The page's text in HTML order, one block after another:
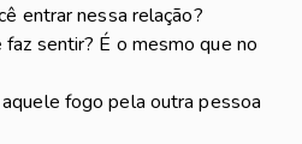
entrar nessa relação?
sentir? É o mesmo que no
fogo pela outra pessoa